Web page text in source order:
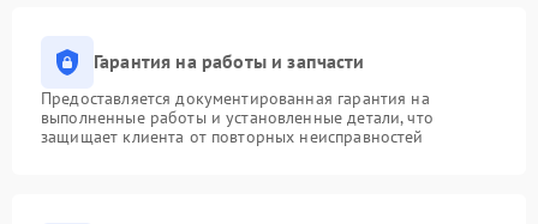
Гарантия на работы и запчасти
Предоставляется документированная гарантия на
выполненные работы и установленные детали, что
защищает клиента от повторных неисправностей